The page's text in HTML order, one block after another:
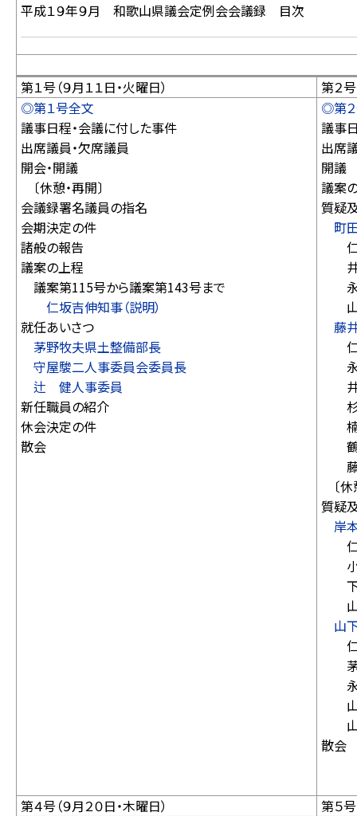
平成１９年９月 和歌山県議会定例会会議録 目次
第１号（９月１１日・火曜日）
第２号
◎第１号全文
議事日程・会議に付した事件
出席議員・欠席議員
開会・開議
〔休憩・再開〕
会議録署名議員の指名
会期決定の件
諸般の報告
議案の上程
議案第115号から議案第143号まで
仁坂吉伸知事（説明）
就任あいさつ
茅野牧夫県土整備部長
守屋駿二人事委員会委員長
辻 健人事委員
新任職員の紹介
休会決定の件
散会
◎第
議事
出席
開議
議案
質疑
町
仁
井
永
山
藤
仁
永
井
杉
楠
鶴
藤
〔休
質疑
岸
仁
小
下
山
山
仁
茅
永
山
山
散会
第４号（９月２０日・木曜日）
第５号